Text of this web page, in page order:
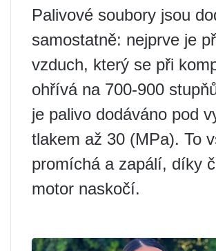
Palivové soubory jsou
samostatně: nejprve je
vzduch, který se při
ohřívá na 700-900
je palivo dodáváno pod
tlakem až 30 (MPa). To
promíchá a zapálí, díky
motor naskočí.